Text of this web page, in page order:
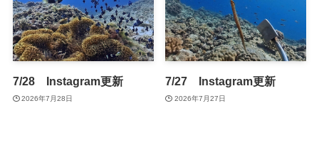
7/28 Instagram更新
2026年7月28日
7/27 Instagram更新
2026年7月27日